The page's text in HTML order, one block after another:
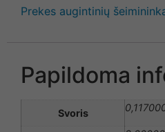
Prekes augintinių
Papildoma
Svoris